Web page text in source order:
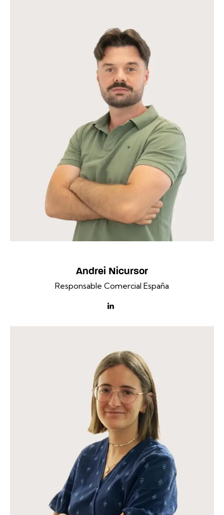
Andrei Nicursor
Responsable Comercial España
linkedin